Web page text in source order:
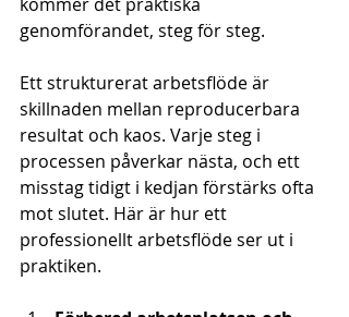
genomförandet, steg för steg.
Ett strukturerat arbetsflöde är
skillnaden mellan reproducerbara
resultat och kaos. Varje steg i
processen påverkar nästa, och ett
misstag tidigt i kedjan förstärks ofta
mot slutet. Här är hur ett
professionellt arbetsflöde ser ut i
praktiken.